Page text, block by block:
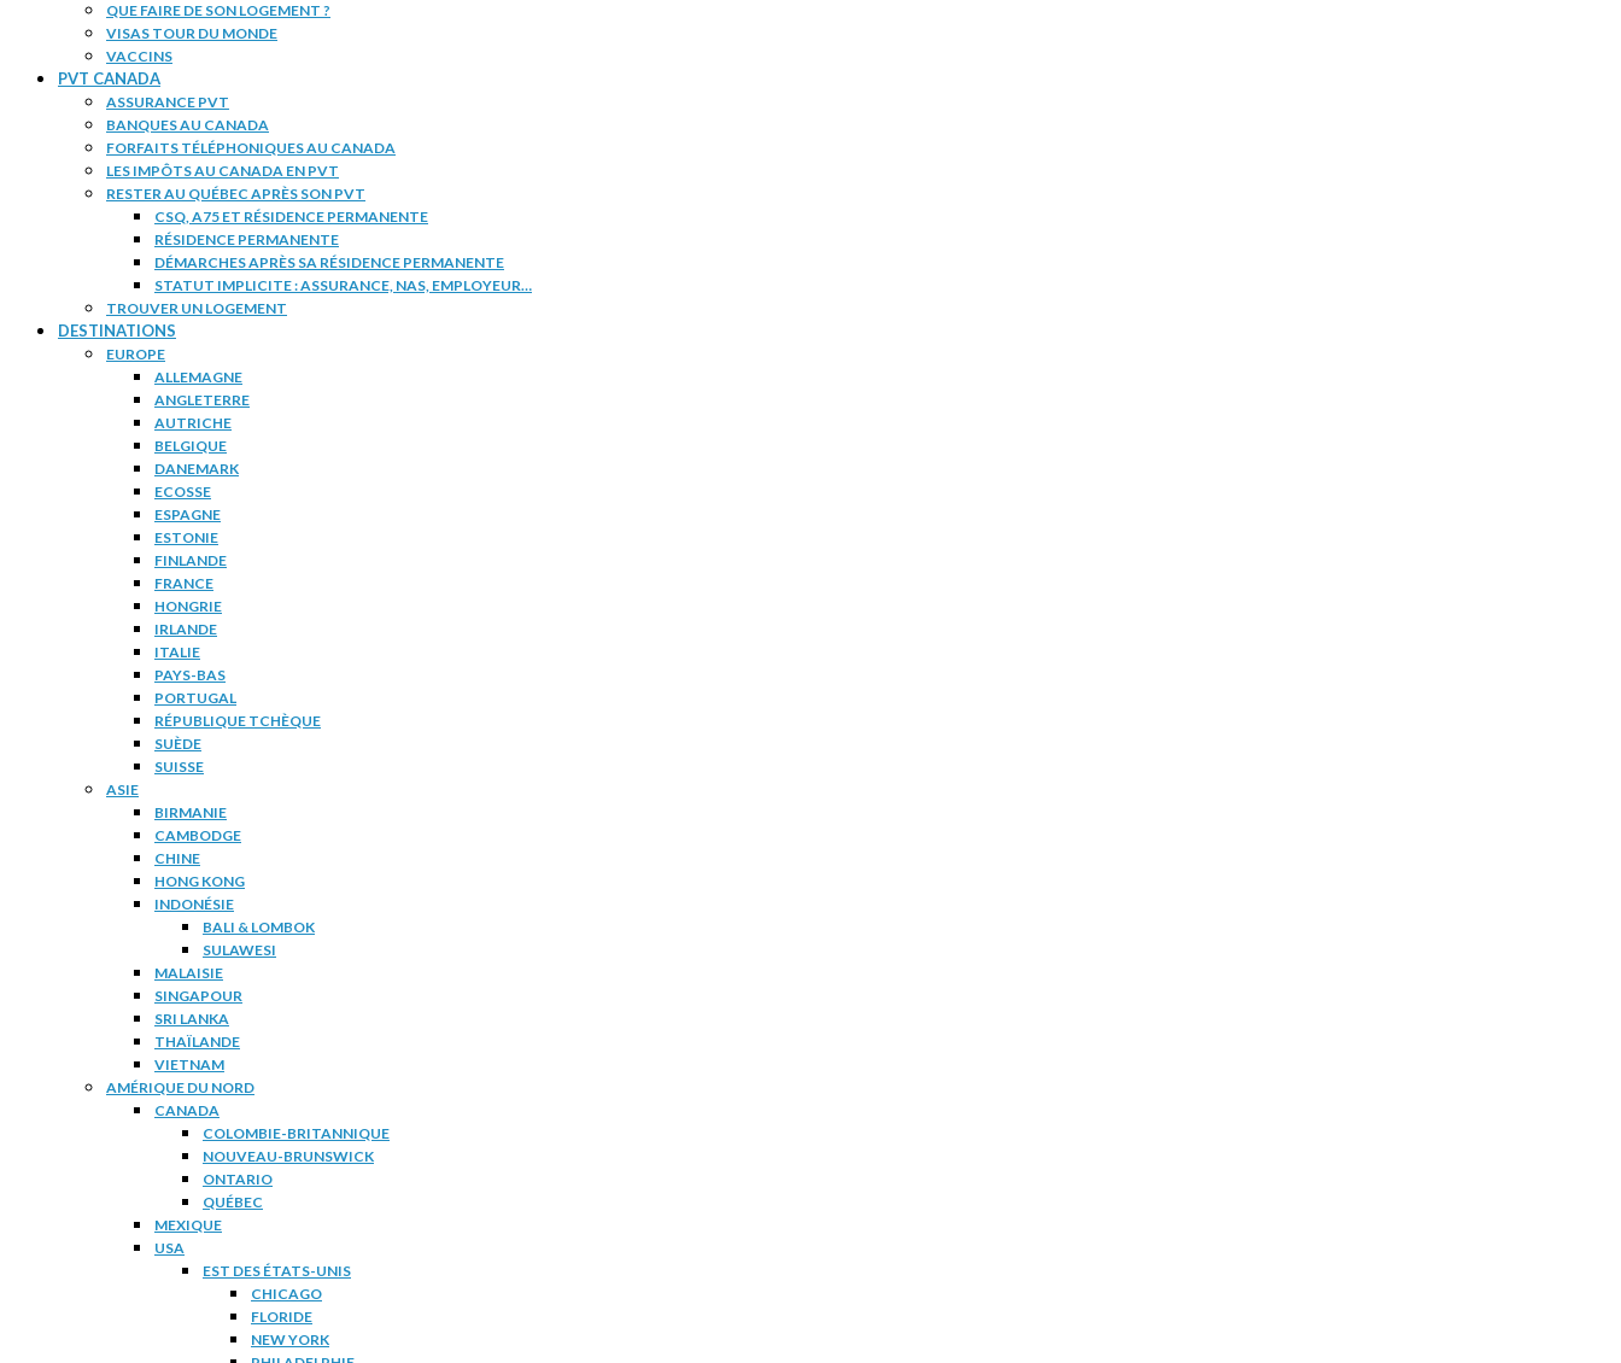
QUE FAIRE DE SON LOGEMENT ?
VISAS TOUR DU MONDE
VACCINS
PVT CANADA
ASSURANCE PVT
BANQUES AU CANADA
FORFAITS TÉLÉPHONIQUES AU CANADA
LES IMPÔTS AU CANADA EN PVT
RESTER AU QUÉBEC APRÈS SON PVT
CSQ, A75 ET RÉSIDENCE PERMANENTE
RÉSIDENCE PERMANENTE
DÉMARCHES APRÈS SA RÉSIDENCE PERMANENTE
STATUT IMPLICITE : ASSURANCE, NAS, EMPLOYEUR…
TROUVER UN LOGEMENT
DESTINATIONS
EUROPE
ALLEMAGNE
ANGLETERRE
AUTRICHE
BELGIQUE
DANEMARK
ECOSSE
ESPAGNE
ESTONIE
FINLANDE
FRANCE
HONGRIE
IRLANDE
ITALIE
PAYS-BAS
PORTUGAL
RÉPUBLIQUE TCHÈQUE
SUÈDE
SUISSE
ASIE
BIRMANIE
CAMBODGE
CHINE
HONG KONG
INDONÉSIE
BALI & LOMBOK
SULAWESI
MALAISIE
SINGAPOUR
SRI LANKA
THAÏLANDE
VIETNAM
AMÉRIQUE DU NORD
CANADA
COLOMBIE-BRITANNIQUE
NOUVEAU-BRUNSWICK
ONTARIO
QUÉBEC
MEXIQUE
USA
EST DES ÉTATS-UNIS
CHICAGO
FLORIDE
NEW YORK